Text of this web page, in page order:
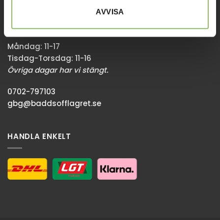
AVVISA
Sommaröppettider:
Måndag: 11-17
Tisdag-Torsdag: 11-16
Övriga dagar har vi stängt.
0702-797103
gbg@baddsofflagret.se
HANDLA ENKELT